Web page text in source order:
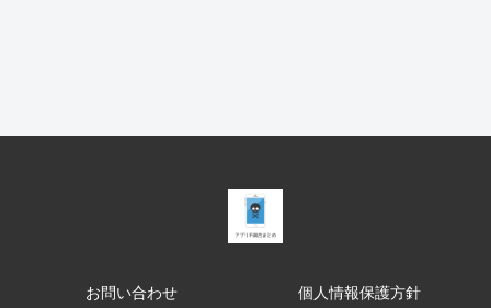
お問い合わせ 個人情報保護方針